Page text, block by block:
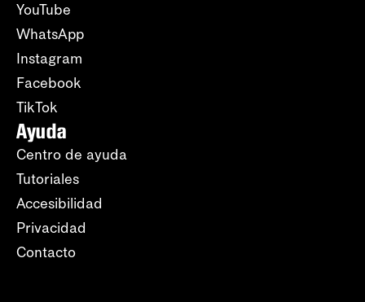
YouTube
WhatsApp
Instagram
Facebook
TikTok
Ayuda
Centro de ayuda
Tutoriales
Accesibilidad
Privacidad
Contacto